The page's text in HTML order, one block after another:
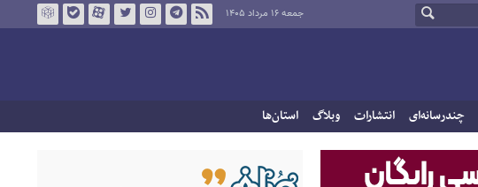
جمعه ۱۶ مرداد ۱۴۰۵
چندرسانه‌ای انتشارات وبلاگ استان‌ها